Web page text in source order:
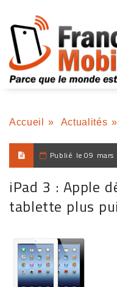
Accueil » Actualités »
Publié le 09
iPad 3 : Apple
tablette plus